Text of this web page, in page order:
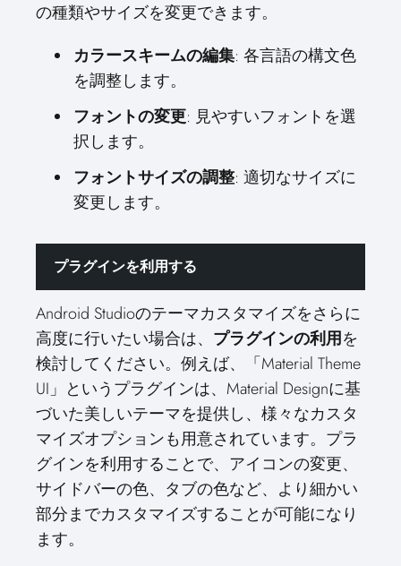
の種類やサイズを変更できます。
カラースキームの編集: 各言語の構文色
を調整します。
フォントの変更: 見やすいフォントを選
択します。
フォントサイズの調整: 適切なサイズに
変更します。
プラグインを利用する
Android Studioのテーマカスタマイズをさらに
高度に行いたい場合は、 プラグインの利用を
検討してください。例えば、「Material Theme
UI」というプラグインは、Material Designに基
づいた美しいテーマを提供し、様々なカスタ
マイズオプションも用意されています。プラ
グインを利用することで、アイコンの変更、
サイドバーの色、タブの色など、より細かい
部分までカスタマイズすることが可能になり
ます。